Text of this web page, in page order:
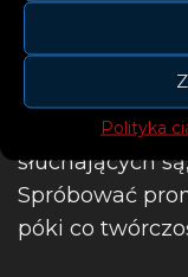
Polityka
Odbiór wśród
spory,
słuchających
Spróbować
póki co